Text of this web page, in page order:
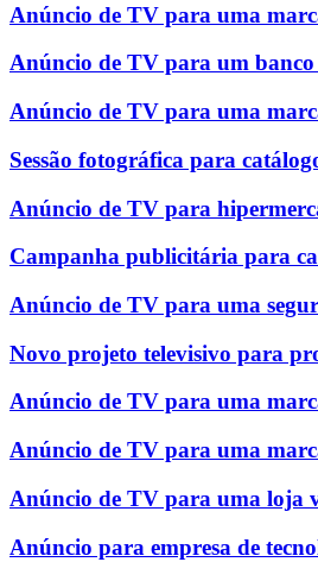
Anúncio de TV para uma
Anúncio de TV para um banco
Anúncio de TV para uma
Sessão fotográfica para
Anúncio de TV para
Campanha publicitária para
Anúncio de TV para uma
Novo projeto televisivo para
Anúncio de TV para uma
Anúncio de TV para uma
Anúncio de TV para uma loja
Anúncio para empresa de